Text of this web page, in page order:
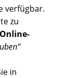
verfügbar.
zu
in